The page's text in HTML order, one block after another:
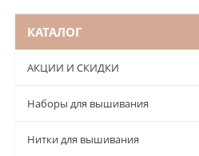
КАТАЛОГ
АКЦИИ И СКИДКИ
Наборы для вышивания
Нитки для вышивания